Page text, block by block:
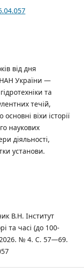
від дня
НАН України —
та
течій,
віхи історії
наукових
діяльності,
установи.
В.Н. Інститут
та часі (до 100-
№ 4. С. 57—69.